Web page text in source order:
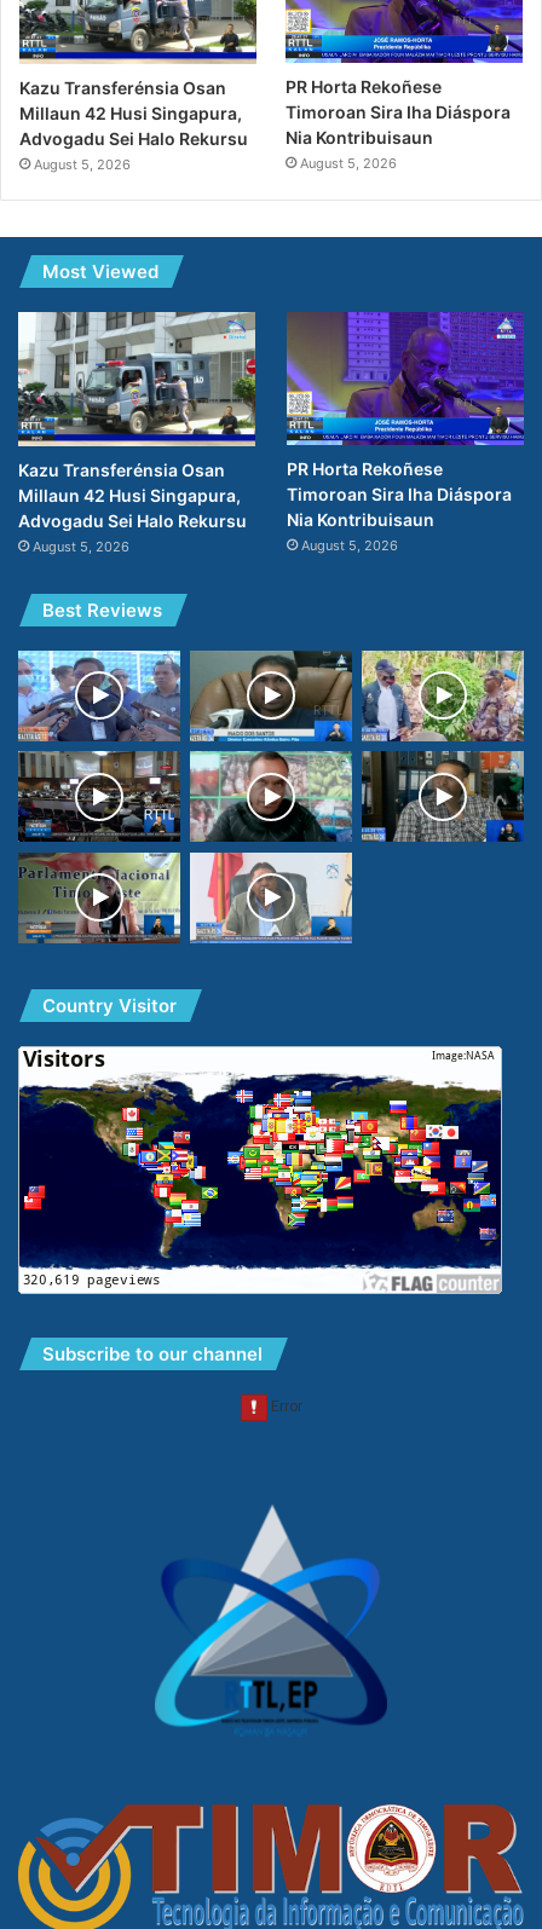
Kazu Transferénsia Osan
Millaun 42 Husi Singapura,
Advogadu Sei Halo Rekursu
August 5, 2026
PR Horta Rekoñese
Timoroan Sira Iha Diáspora
Nia Kontribuisaun
August 5, 2026
Most Viewed
Kazu Transferénsia Osan
Millaun 42 Husi Singapura,
Advogadu Sei Halo Rekursu
August 5, 2026
PR Horta Rekoñese
Timoroan Sira Iha Diáspora
Nia Kontribuisaun
August 5, 2026
Best Reviews
Country Visitor
Subscribe to our channel